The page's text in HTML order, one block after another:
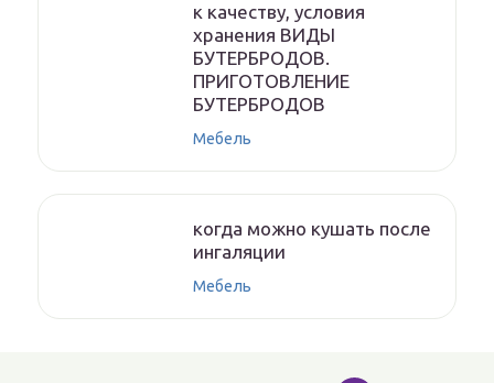
к качеству, условия
хранения ВИДЫ
БУТЕРБРОДОВ.
ПРИГОТОВЛЕНИЕ
БУТЕРБРОДОВ
Мебель
когда можно кушать после
ингаляции
Мебель